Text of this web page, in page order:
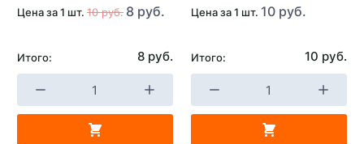
Цена за 1 шт. 10 руб. 8 руб.
Итого: 8 руб.
Цена за 1 шт. 10 руб.
Итого: 10 руб.